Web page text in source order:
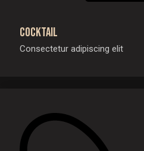
Cocktail
Consectetur adipiscing elit